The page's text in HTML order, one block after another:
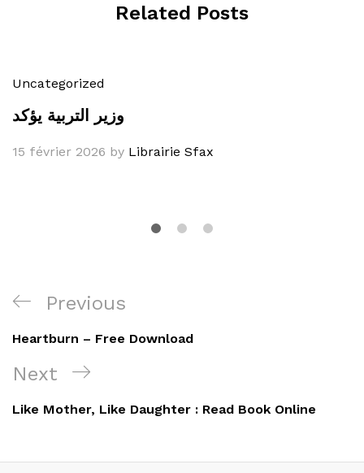
Related Posts
Uncategorized
وزير التربية يؤكد
15 février 2026 by Librairie Sfax
Navigation
de
l’article
Previous
Post
Previous
Heartburn – Free Download
Next
Post
Next
Like Mother, Like Daughter : Read Book Online